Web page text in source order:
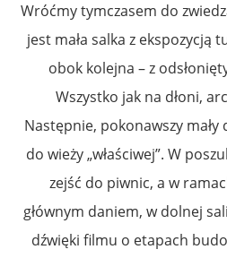
Wróćmy tymczasem do
jest mała salka z ekspozycją
obok kolejna – z
Wszystko jak na dłoni,
Następnie, pokonawszy
do wieży „właściwej”. W
zejść do piwnic, a w
głównym daniem, w dolnej
dźwięki filmu o etapach